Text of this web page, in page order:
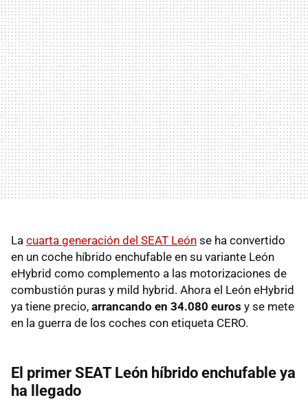
La cuarta generación del SEAT León se ha convertido
en un coche híbrido enchufable en su variante León
eHybrid como complemento a las motorizaciones de
combustión puras y mild hybrid. Ahora el León eHybrid
ya tiene precio, arrancando en 34.080 euros y se mete
en la guerra de los coches con etiqueta CERO.
El primer SEAT León híbrido enchufable ya
ha llegado